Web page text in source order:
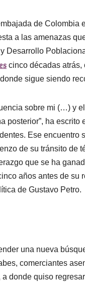
de Colombia
a las amenazas
Desarrollo
cinco décadas
sigue siendo
sobre mi (…) y
posterior”, ha escrito
Ese encuentro
de su tránsito de
que se ha
años antes de su
de Gustavo Petro.
una nueva
comerciantes
donde quiso